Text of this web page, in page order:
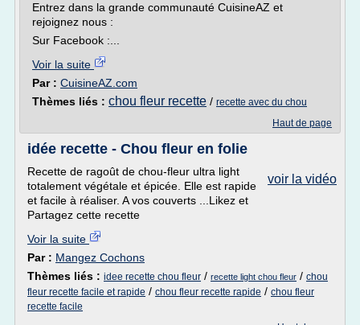
Entrez dans la grande communauté CuisineAZ et
rejoignez nous :
Sur Facebook :...
Voir la suite
Par : CuisineAZ.com
Thèmes liés : chou fleur recette / recette avec du chou
Haut de page
idée recette - Chou fleur en folie
voir la vidéo
Recette de ragoût de chou-fleur ultra light
totalement végétale et épicée. Elle est rapide
et facile à réaliser. A vos couverts ...Likez et
Partagez cette recette
Voir la suite
Par : Mangez Cochons
Thèmes liés : idee recette chou fleur / recette light chou fleur / chou
fleur recette facile et rapide / chou fleur recette rapide / chou fleur
recette facile